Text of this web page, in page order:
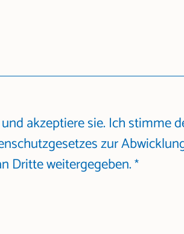
akzeptiere sie. Ich stimme
zur
Dritte weitergegeben.*